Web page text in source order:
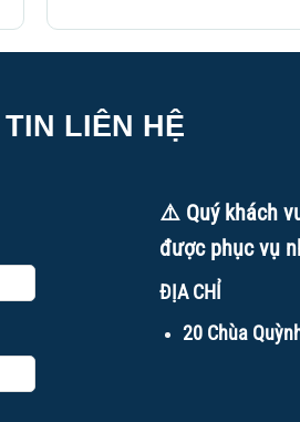
LIÊN HỆ
⚠️ Quý khách
được phục vụ
ĐỊA CHỈ
20 Chùa